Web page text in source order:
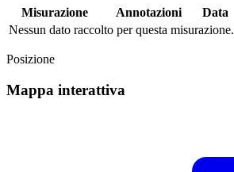
Misurazione Annotazioni
Data
Nessun dato raccolto per questa misurazione.
Posizione
Mappa interattiva